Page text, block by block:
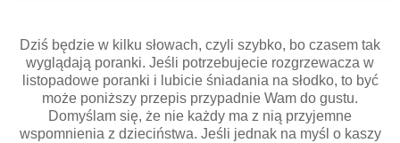
Dziś będzie w kilku słowach, czyli szybko, bo czasem tak
wyglądają poranki. Jeśli potrzebujecie rozgrzewacza w
listopadowe poranki i lubicie śniadania na słodko, to być
może poniższy przepis przypadnie Wam do gustu.
Domyślam się, że nie każdy ma z nią przyjemne
wspomnienia z dzieciństwa. Jeśli jednak na myśl o kaszy